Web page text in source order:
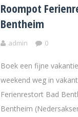
Roompot
Bentheim
admin 0
Boek een fijne
weekend weg in
Ferienrestort Bad
Bentheim